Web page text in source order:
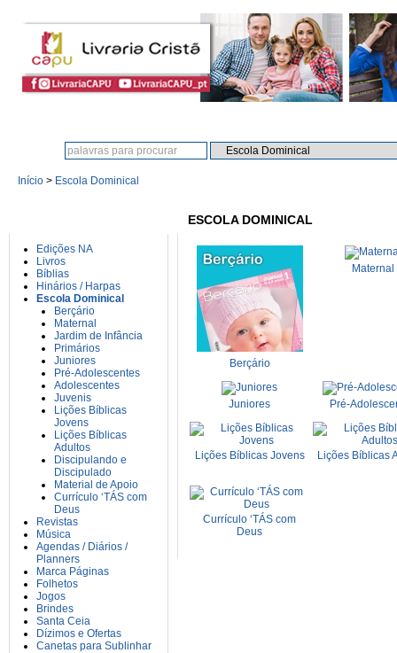
Início > Escola Dominical
Edições NA
Livros
Bíblias
Hinários / Harpas
Escola Dominical
Berçário
Maternal
Jardim de Infância
Primários
Juniores
Pré-Adolescentes
Adolescentes
Juvenis
Lições Bíblicas
Jovens
Lições Bíblicas
Adultos
Discipulando e
Discipulado
Material de Apoio
Currículo ‘TÁS com
Deus
Revistas
Música
Agendas / Diários /
Planners
Marca Páginas
Folhetos
Jogos
Brindes
Santa Ceia
Dízimos e Ofertas
Canetas para Sublinhar
ESCOLA DOMINICAL
Berçário
Maternal
Juniores Pré-
Lições Bíblicas Jovens Lições Bíblicas
Currículo ‘TÁS com
Deus